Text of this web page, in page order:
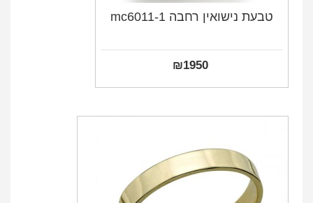
טבעת נישואין רחבה mc6011-1
₪1950